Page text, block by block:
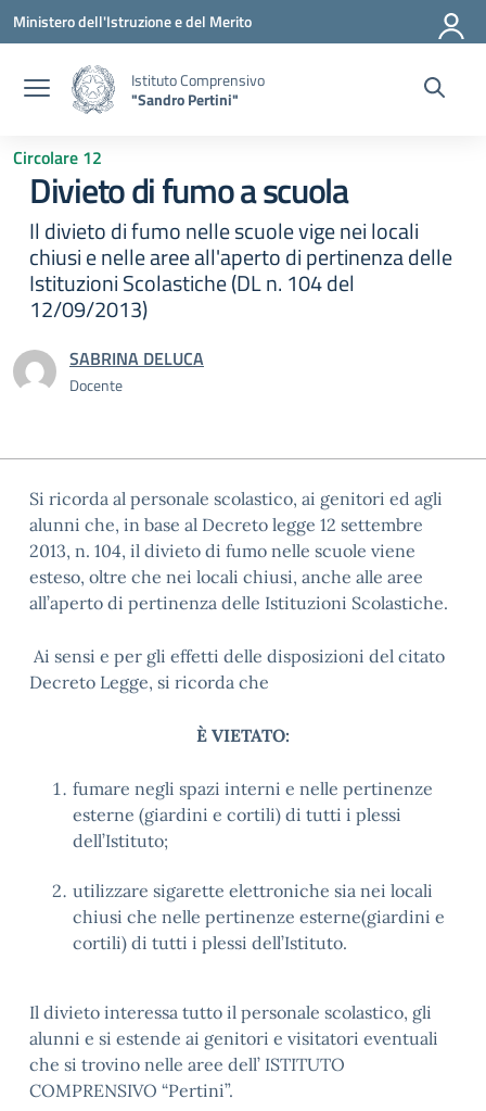
Vai ai contenuti
Vai al menu di navigazione
Vai al footer
Ministero dell'Istruzione e del Merito
Istituto Comprensivo
"Sandro Pertini"
Circolare 12
Divieto di fumo a scuola
Il divieto di fumo nelle scuole vige nei locali
chiusi e nelle aree all'aperto di pertinenza delle
Istituzioni Scolastiche (DL n. 104 del
12/09/2013)
SABRINA DELUCA
Docente
Si ricorda al personale scolastico, ai genitori ed agli
alunni che, in base al Decreto legge 12 settembre
2013, n. 104, il divieto di fumo nelle scuole viene
esteso, oltre che nei locali chiusi, anche alle aree
all’aperto di pertinenza delle Istituzioni Scolastiche.
Ai sensi e per gli effetti delle disposizioni del citato
Decreto Legge, si ricorda che
È VIETATO:
fumare negli spazi interni e nelle pertinenze
esterne (giardini e cortili) di tutti i plessi
dell’Istituto;
utilizzare sigarette elettroniche sia nei locali
chiusi che nelle pertinenze esterne(giardini e
cortili) di tutti i plessi dell’Istituto.
Il divieto interessa tutto il personale scolastico, gli
alunni e si estende ai genitori e visitatori eventuali
che si trovino nelle aree dell’ ISTITUTO
COMPRENSIVO “Pertini”.